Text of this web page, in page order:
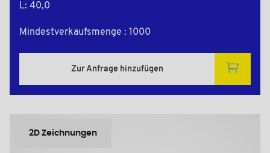
L: 40,0
Mindestverkaufsmenge : 1000
Zur Anfrage hinzufügen
2D Zeichnungen